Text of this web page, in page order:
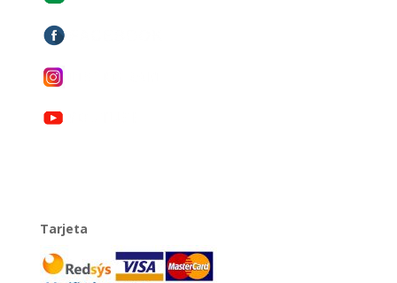
Tarjeta